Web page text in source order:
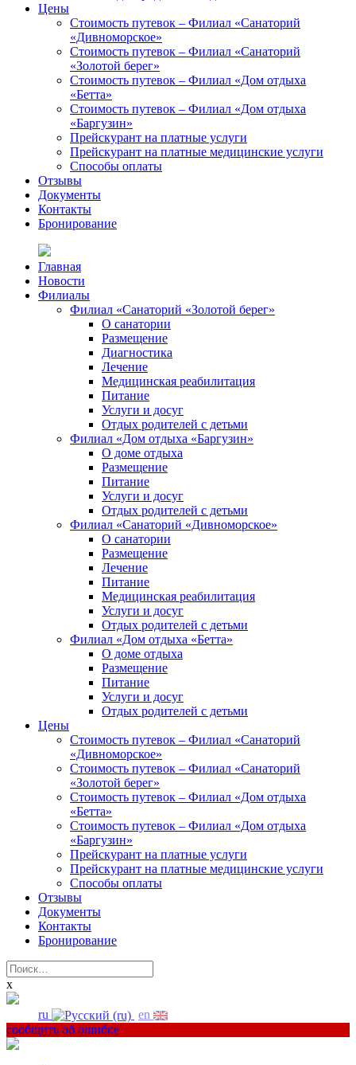
Цены
Стоимость путевок – Филиал «Санаторий
«Дивноморское»
Стоимость путевок – Филиал «Санаторий
«Золотой берег»
Стоимость путевок – Филиал «Дом отдыха
«Бетта»
Стоимость путевок – Филиал «Дом отдыха
«Баргузин»
Прейскурант на платные услуги
Прейскурант на платные медицинские услуги
Способы оплаты
Отзывы
Документы
Контакты
Бронирование
Главная
Новости
Филиалы
Филиал «Санаторий «Золотой берег»
О санатории
Размещение
Диагностика
Лечение
Медицинская реабилитация
Питание
Услуги и досуг
Отдых родителей с детьми
Филиал «Дом отдыха «Баргузин»
О доме отдыха
Размещение
Питание
Услуги и досуг
Отдых родителей с детьми
Филиал «Санаторий «Дивноморское»
О санатории
Размещение
Лечение
Питание
Медицинская реабилитация
Услуги и досуг
Отдых родителей с детьми
Филиал «Дом отдыха «Бетта»
О доме отдыха
Размещение
Питание
Услуги и досуг
Отдых родителей с детьми
Цены
Стоимость путевок – Филиал «Санаторий
«Дивноморское»
Стоимость путевок – Филиал «Санаторий
«Золотой берег»
Стоимость путевок – Филиал «Дом отдыха
«Бетта»
Стоимость путевок – Филиал «Дом отдыха
«Баргузин»
Прейскурант на платные услуги
Прейскурант на платные медицинские услуги
Способы оплаты
Отзывы
Документы
Контакты
Бронирование
Найти:
x
ru
en
сообщить об ошибке